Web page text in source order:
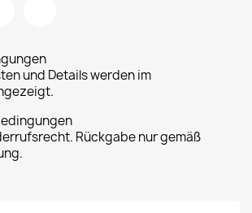
und Details werden im
Rückgabe nur gemäß